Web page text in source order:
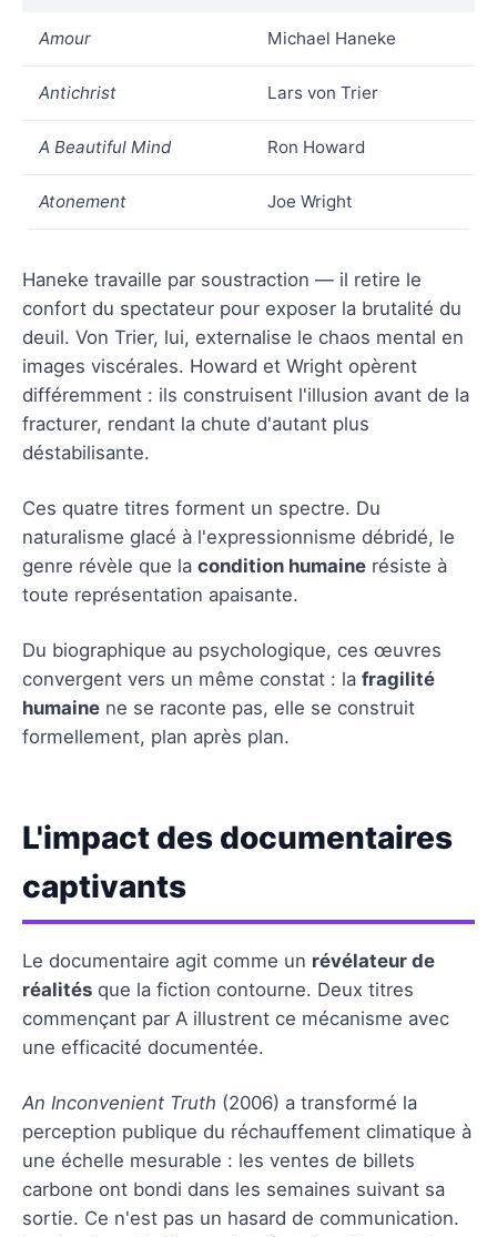
Amour Michael Haneke
Antichrist Lars von Trier
A Beautiful Mind Ron Howard
Atonement Joe Wright
Haneke travaille par soustraction — il retire le
confort du spectateur pour exposer la brutalité du
deuil. Von Trier, lui, externalise le chaos mental en
images viscérales. Howard et Wright opèrent
différemment : ils construisent l'illusion avant de la
fracturer, rendant la chute d'autant plus
déstabilisante.
Ces quatre titres forment un spectre. Du
naturalisme glacé à l'expressionnisme débridé, le
genre révèle que la condition humaine résiste à
toute représentation apaisante.
Du biographique au psychologique, ces œuvres
convergent vers un même constat : la fragilité
humaine ne se raconte pas, elle se construit
formellement, plan après plan.
L'impact des documentaires
captivants
Le documentaire agit comme un révélateur de
réalités que la fiction contourne. Deux titres
commençant par A illustrent ce mécanisme avec
une efficacité documentée.
An Inconvenient Truth (2006) a transformé la
perception publique du réchauffement climatique à
une échelle mesurable : les ventes de billets
carbone ont bondi dans les semaines suivant sa
sortie. Ce n'est pas un hasard de communication.